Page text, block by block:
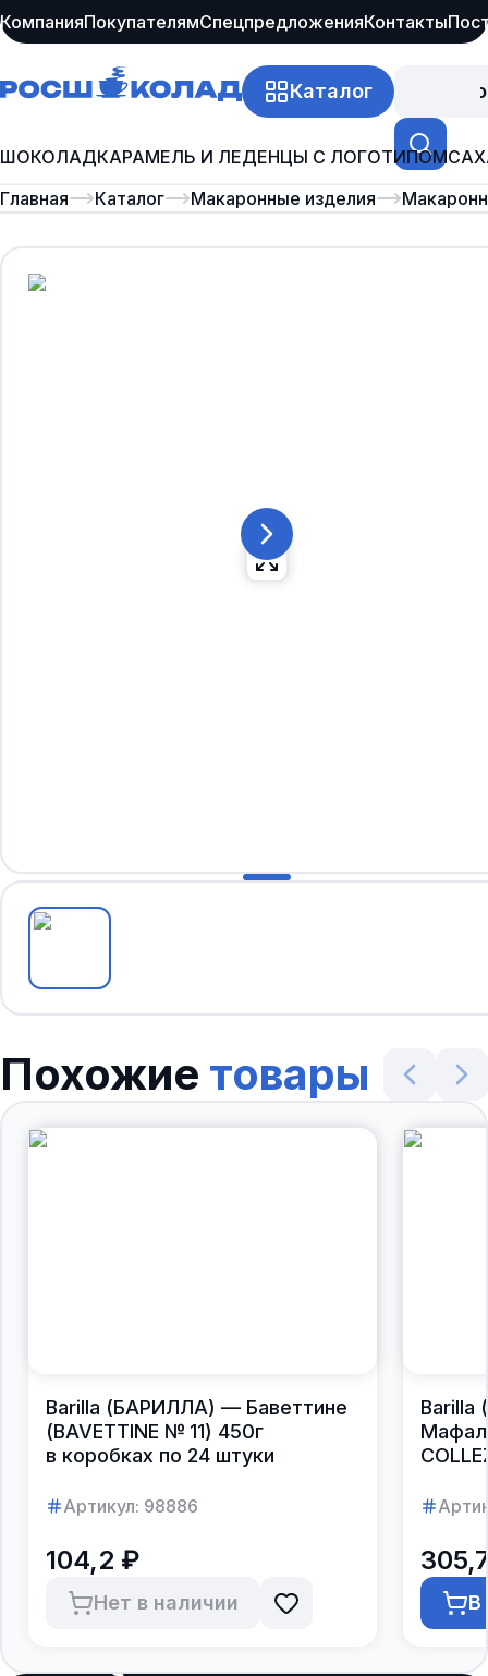
КомпанияПокупателямСпецпредложенияКонтакты
Каталог
ШОКОЛАДКАРАМЕЛЬ И ЛЕДЕНЦЫ С ЛОГОТИПОМ
Главная
Каталог Макаронные изделия
Похожие товары
Barilla (БАРИЛЛА) — Баветтине
(BAVETTINE № 11) 450г
в коробках по 24 штуки
Артикул: 98886
104,2 ₽
Нет в наличии В